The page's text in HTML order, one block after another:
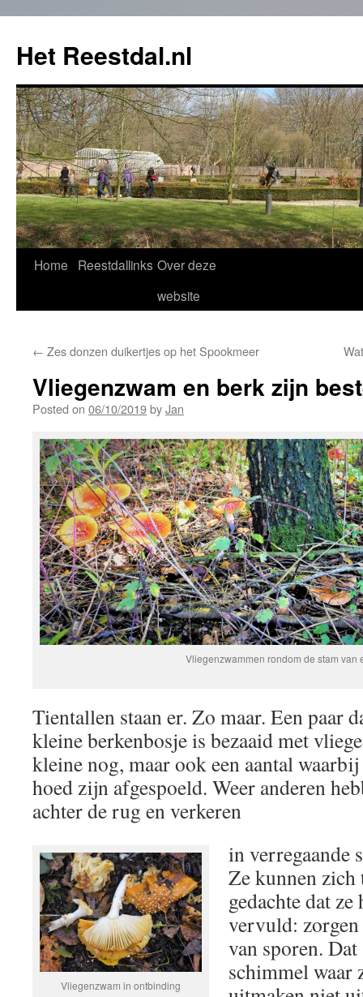
Het Reestdal.nl
Skip
Home Reestdallinks Over deze
website
← Zes donzen duikertjes op het Spookmeer
Vliegenzwam en berk zijn
Posted on 06/10/2019byJan
Vliegenzwammen rondom de stam van
Tientallen staan er. Zo maar. Een paar
kleine berkenbosje is bezaaid met
kleine nog, maar ook een aantal
hoed zijn afgespoeld. Weer anderen
achter de rug en verkeren
Vliegenzwam in ontbinding
in verregaande
Ze kunnen zich
gedachte dat
vervuld:
van sporen.
schimmel waar